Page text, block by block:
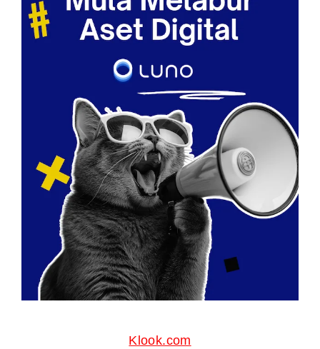
Klook.com